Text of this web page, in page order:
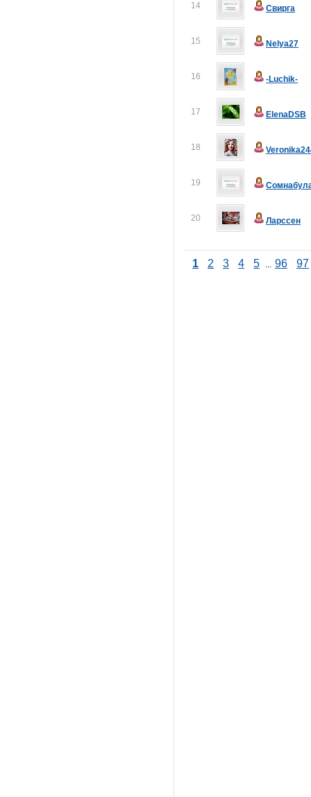
14 Свирга
15 Nelya27
16 -Luchik-
17 ElenaDSB
18
19
20 Ларссен
1 2 3 4 5 ... 96 97